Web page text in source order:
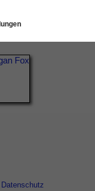
Datenschutz